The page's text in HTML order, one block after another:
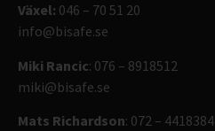
Växel: 046 – 70 51 20
info@bisafe.se
Miki Rancic: 076 – 8918512
miki@bisafe.se
Mats Richardson: 072 – 4418384